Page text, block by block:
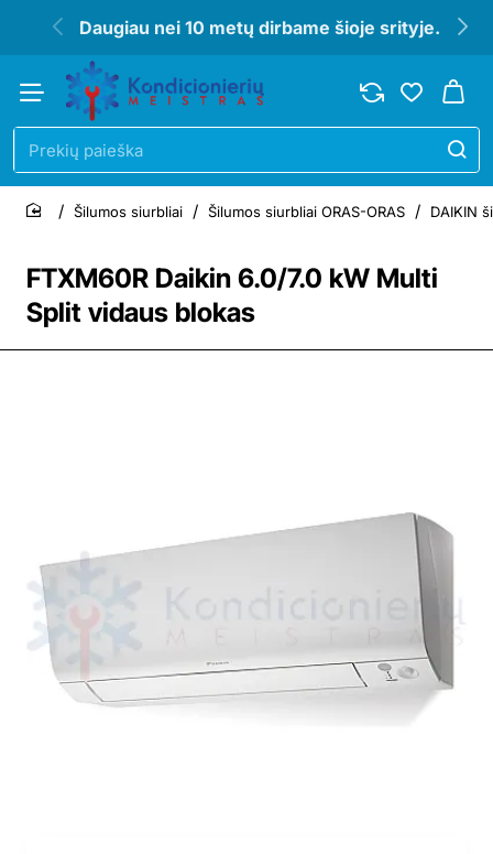
Daugiau nei 10 metų dirbame šioje srityje.
Prekių
paieška
FTXM60R Daikin 6.0/7.0 kW Multi
Split vidaus blokas
home
Šilumos siurbliai Šilumos siurbliai ORAS-ORAS DAIKIN